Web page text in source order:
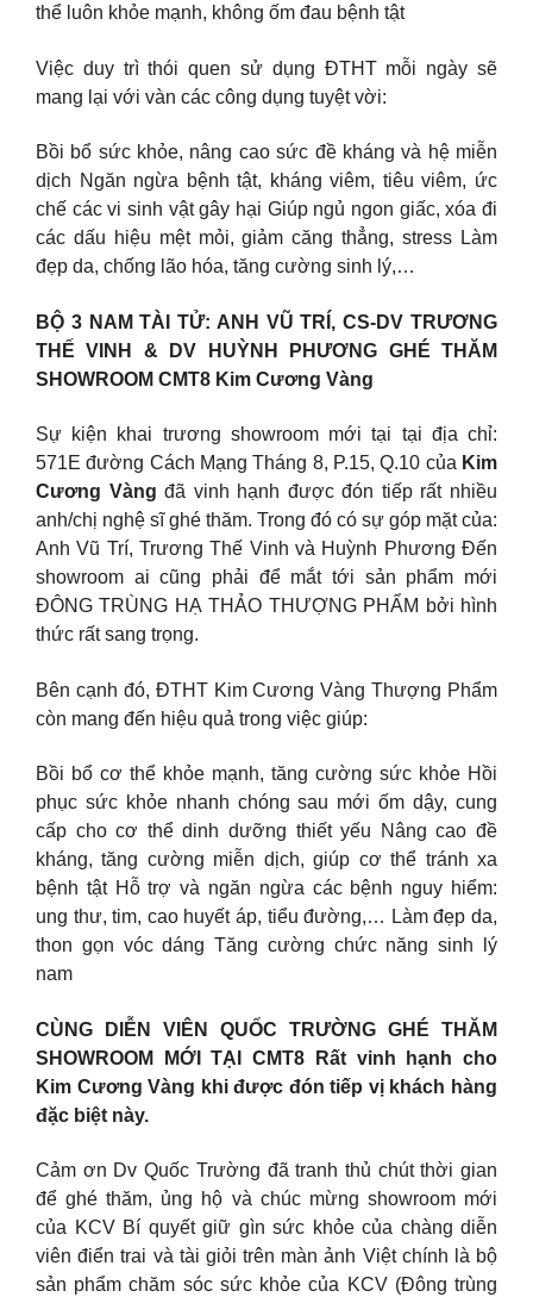
thể luôn khỏe mạnh, không ốm đau bệnh tật
Việc duy trì thói quen sử dụng ĐTHT mỗi ngày sẽ
mang lại với vàn các công dụng tuyệt vời:
Bồi bổ sức khỏe, nâng cao sức đề kháng và hệ miễn
dịch Ngăn ngừa bệnh tật, kháng viêm, tiêu viêm, ức
chế các vi sinh vật gây hại Giúp ngủ ngon giấc, xóa đi
các dấu hiệu mệt mỏi, giảm căng thẳng, stress Làm
đẹp da, chống lão hóa, tăng cường sinh lý,…
BỘ 3 NAM TÀI TỬ: ANH VŨ TRÍ, CS-DV TRƯƠNG
THẾ VINH & DV HUỲNH PHƯƠNG GHÉ THĂM
SHOWROOM CMT8 Kim Cương Vàng
Sự kiện khai trương showroom mới tại tại địa chỉ:
571E đường Cách Mạng Tháng 8, P.15, Q.10 của Kim
Cương Vàngđã vinh hạnh được đón tiếp rất nhiều
anh/chị nghệ sĩ ghé thăm. Trong đó có sự góp mặt của:
Anh Vũ Trí, Trương Thế Vinh và Huỳnh Phương Đến
showroom ai cũng phải để mắt tới sản phẩm mới
ĐÔNG TRÙNG HẠ THẢO THƯỢNG PHẨM bởi hình
thức rất sang trọng.
Bên cạnh đó, ĐTHT Kim Cương Vàng Thượng Phẩm
còn mang đến hiệu quả trong việc giúp:
Bồi bổ cơ thể khỏe mạnh, tăng cường sức khỏe Hồi
phục sức khỏe nhanh chóng sau mới ốm dậy, cung
cấp cho cơ thể dinh dưỡng thiết yếu Nâng cao đề
kháng, tăng cường miễn dịch, giúp cơ thể tránh xa
bệnh tật Hỗ trợ và ngăn ngừa các bệnh nguy hiểm:
ung thư, tim, cao huyết áp, tiểu đường,… Làm đẹp da,
thon gọn vóc dáng Tăng cường chức năng sinh lý
nam
CÙNG DIỄN VIÊN QUỐC TRƯỜNG GHÉ THĂM
SHOWROOM MỚI TẠI CMT8 Rất vinh hạnh cho
Kim Cương Vàng khi được đón tiếp vị khách hàng
đặc biệt này.
Cảm ơn Dv Quốc Trường đã tranh thủ chút thời gian
để ghé thăm, ủng hộ và chúc mừng showroom mới
của KCV Bí quyết giữ gìn sức khỏe của chàng diễn
viên điển trai và tài giỏi trên màn ảnh Việt chính là bộ
sản phẩm chăm sóc sức khỏe của KCV (Đông trùng